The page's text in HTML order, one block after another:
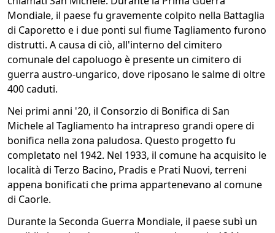
Mondiale, il paese fu gravemente colpito nella Battaglia
di Caporetto e i due ponti sul fiume Tagliamento furono
distrutti. A causa di ciò, all'interno del cimitero
comunale del capoluogo è presente un cimitero di
guerra austro-ungarico, dove riposano le salme di oltre
400 caduti.
Nei primi anni '20, il Consorzio di Bonifica di San
Michele al Tagliamento ha intrapreso grandi opere di
bonifica nella zona paludosa. Questo progetto fu
completato nel 1942. Nel 1933, il comune ha acquisito le
località di Terzo Bacino, Pradis e Prati Nuovi, terreni
appena bonificati che prima appartenevano al comune
di Caorle.
Durante la Seconda Guerra Mondiale, il paese subì un